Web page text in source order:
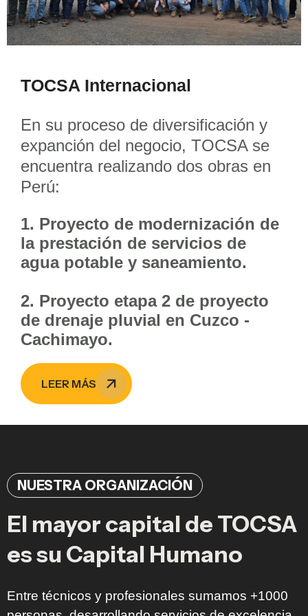
TOCSA Internacional
En su proceso de diversificación y
expanción del negocio, TOCSA se
encuentra realizando dos obras en
Perú:
1. Proyecto de modernización de
la prestación de servicios de
agua potable y saneamiento.
2. Proyecto etapa 2 de proyecto
de drenaje pluvial en Cuzco -
Cachimayo.
LEER MÁS
NUESTRA ORGANIZACIÓN
El mayor capital de TOCSA
es su Capital Humano
Entre técnicos y profesionales sumamos +1000